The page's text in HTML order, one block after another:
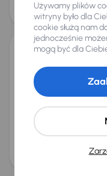
48 000 zł
Taniej o 1 000 zł
201777 825 km
118i
od 304 zł
Najniższa cena z
Używamy plików
witryny było dla
cookie służą nam
jednocześnie
mogą być dla